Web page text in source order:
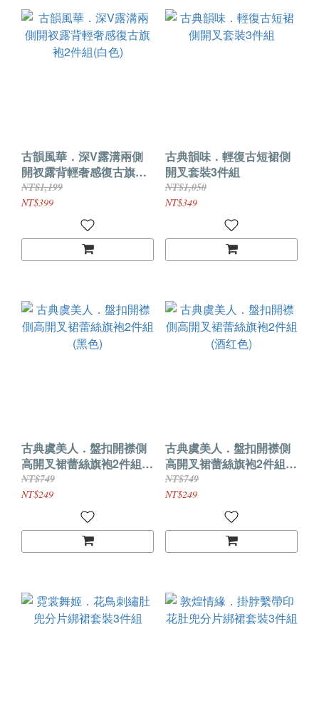
古韻風華．深V露溝兩側
開衩露背輕奢感復古旗袍2
件組(白色)
NT$1,199
NT$399
古典韻味．輕復古短裙側
開叉套裝3件組
NT$1,050
NT$349
古典虞美人．盤扣開襟側
高開叉裙蕾絲旗袍2件組
(黑色)
NT$749
NT$249
古典虞美人．盤扣開襟側
高開叉裙蕾絲旗袍2件組
(酒红色)
NT$749
NT$249